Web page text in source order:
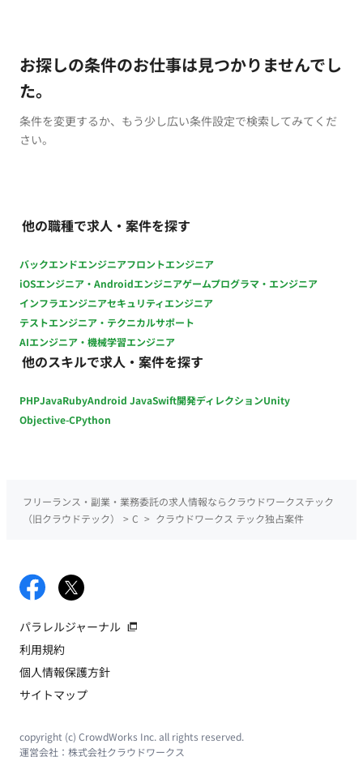
お探しの条件のお仕事は見つかりませんでし
た。
条件を変更するか、もう少し広い条件設定で検索してみてくだ
さい。
他の職種で求人・案件を探す
バックエンドエンジニアフロントエンジニア
iOSエンジニア・Androidエンジニアゲームプログラマ・エンジニア
インフラエンジニアセキュリティエンジニア
テストエンジニア・テクニカルサポート
AIエンジニア・機械学習エンジニア
他のスキルで求人・案件を探す
PHPJavaRubyAndroid JavaSwift開発ディレクションUnity
Objective-CPython
フリーランス・副業・業務委託の求人情報ならクラウドワークステック
（旧クラウドテック）
> C > クラウドワークス テック独占案件
パラレルジャーナル
利用規約
個人情報保護方針
サイトマップ
copyright (c) CrowdWorks Inc. all rights reserved.
運営会社： 株式会社クラウドワークス